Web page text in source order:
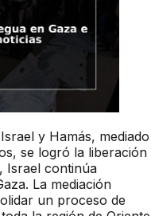
y Hamás, mediado
se logró la liberación
Israel continúa
La mediación
un proceso de